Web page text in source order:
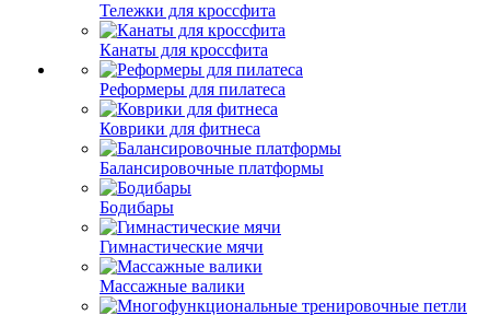
Тележки для кроссфита
Канаты для кроссфита
Реформеры для пилатеса
Коврики для фитнеса
Балансировочные платформы
Бодибары
Гимнастические мячи
Массажные валики